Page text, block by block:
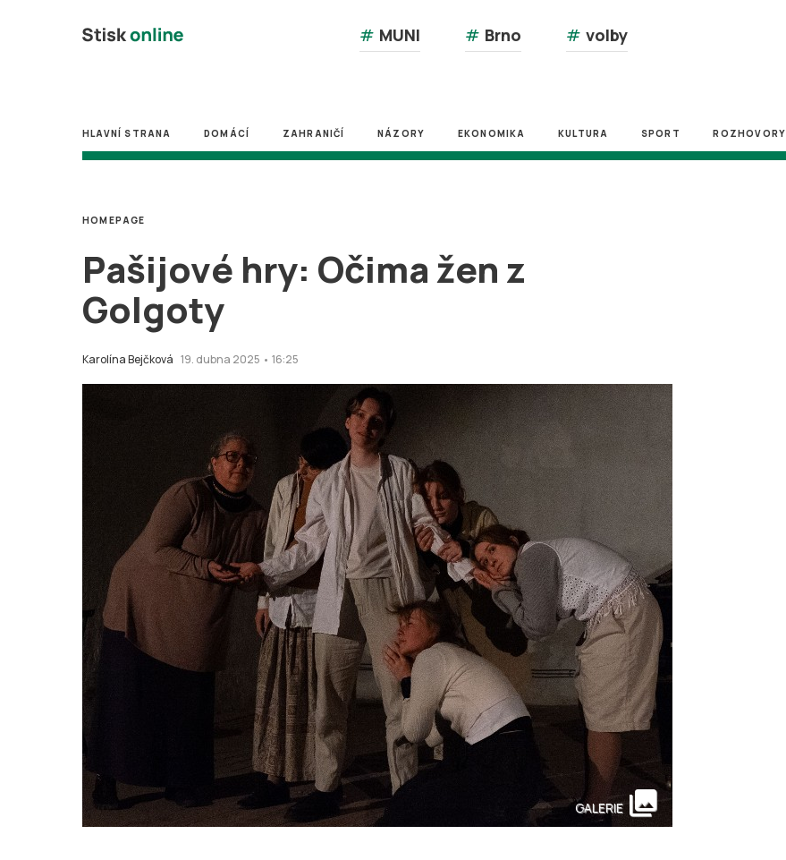
# MUNI # Brno # volby
HLAVNÍ STRANA DOMÁCÍ ZAHRANIČÍ NÁZORY EKONOMIKA KULTURA SPORT ROZHOVORY
Pašijové hry: Očima žen z
Golgoty
Karolína Bejčková 19. dubna 2025 • 16:25
HOMEPAGE
GALERIE collections